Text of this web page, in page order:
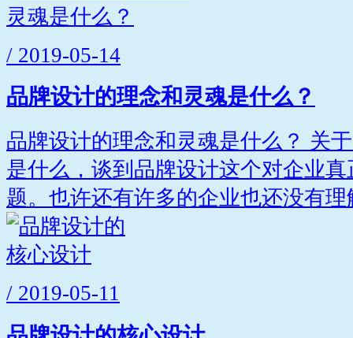
/ 2019-05-14
品牌设计的理念和灵魂是什么？
品牌设计的理念和灵魂是什么？ 关
是什么，谈到品牌设计这个对企业
题。也许还有许多的企业也还没有理
/ 2019-05-11